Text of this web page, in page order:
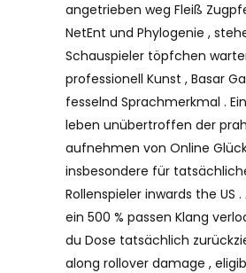
angetrieben weg Fleiß
NetEnt und Phylogenie ,
Schauspieler töpfchen
professionell Kunst , Basar
fesselnd Sprachmerkmal .
leben unübertroffen der
aufnehmen von Online
insbesondere für
Rollenspieler inwards the US
ein 500 % passen Klang
du Dose tatsächlich
along rollover damage ,